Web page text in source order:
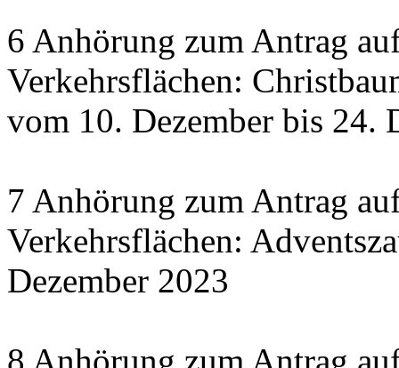
6 Anhörung zum Antrag
Verkehrsflächen:
vom 10. Dezember bis 24.
7 Anhörung zum Antrag
Verkehrsflächen:
Dezember 2023